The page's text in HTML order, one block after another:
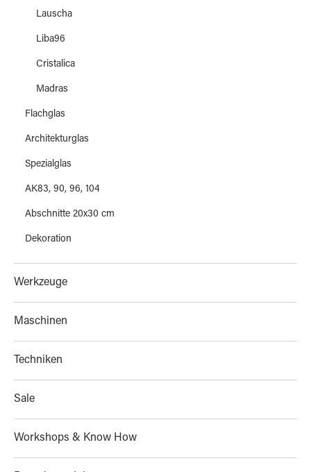
Lauscha
Liba96
Cristalica
Madras
Flachglas
Architekturglas
Spezialglas
AK83, 90, 96, 104
Abschnitte 20x30 cm
Dekoration
Werkzeuge
Maschinen
Techniken
Sale
Workshops & Know How